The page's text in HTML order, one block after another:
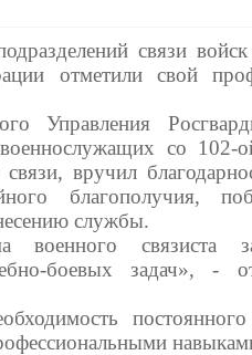
связи
отметили свой
Управления
со 102-
связи, вручил
благополучия,
службы.
военного связиста
боевых задач», -
постоянного